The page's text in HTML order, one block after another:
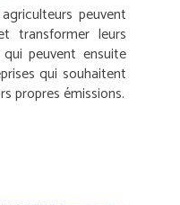
peuvent
transformer leurs
peuvent ensuite
qui souhaitent
propres émissions.